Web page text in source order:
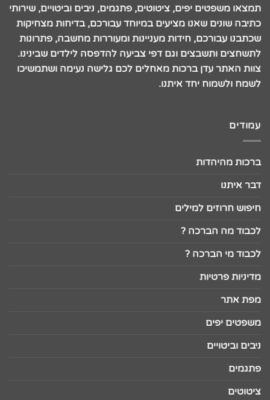
תמצאו משפטים יפים, ציטוטים, פתגמים, ניבים וביטויים, שירותי
כתיבה שונים שאנו מציעים במיוחד עבורכם, בדיחות מצחיקות
שכתבנו עבורכם, חידות מעניינות ומעוררות מחשבה, פתרונות
לתשחצים ותשבצים וגם דפי צביעה להדפסה לילדים שבינינו.
צוות האתר עדן ברכות מאחלים לכם גלישה נעימה ושתמשיכו
לשמח ולשמוח יחד איתנו.
עמודים
ברכות מהיהדות
דבר איתנו
חיפוש חרוזים למילים
לכבוד מה הברכה ?
לכבוד מי הברכה ?
מדיניות פרטיות
מפת אתר
משפטים יפים
ניבים וביטויים
פתגמים
ציטוטים